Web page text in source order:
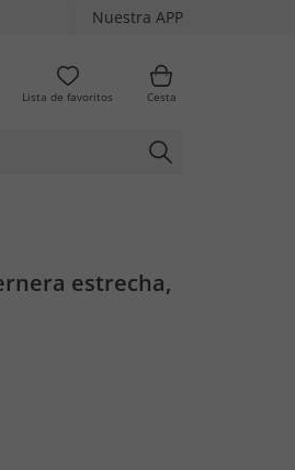
Nuestra APP
Lista de favoritos Cesta
estrecha,